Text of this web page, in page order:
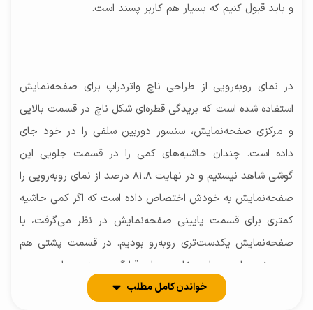
و باید قبول کنیم که بسیار هم کاربر پسند است.
در نمای رو‌به‌رویی از طراحی ناچ واتردراپ برای صفحه‌نمایش
استفاده شده است که بریدگی قطره‌ای شکل ناچ در قسمت بالایی
و مرکزی صفحه‌نمایش، سنسور دوربین سلفی را در خود جای
داده است. چندان حاشیه‌های کمی را در قسمت جلویی این
گوشی شاهد نیستیم و در نهایت ۸۱.۸ درصد از نمای رو‌به‌رویی را
صفحه‌نمایش به خودش اختصاص داده است که اگر کمی حاشیه
کمتری برای قسمت پایینی صفحه‌نمایش در نظر می‌گرفت، با
صفحه‌نمایش یکدست‌تری رو‌به‌رو بودیم. در قسمت پشتی هم
هیچ خبری از معماری خاصی برای قرار‌گیری سنسور‌های دوربین
نیست و دو سنسور دوربین با چیدمان ستونی شکل در کنار
خواندن کامل مطلب